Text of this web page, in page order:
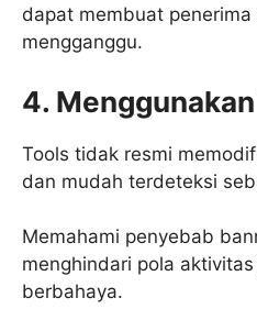
dapat membuat penerima
mengganggu.
4.
Tools tidak resmi
dan mudah terdeteksi
Memahami penyebab
menghindari pola
berbahaya.